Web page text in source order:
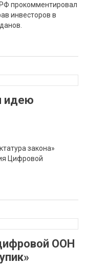
прокомментировал
инвесторов в
идею
закона»
Цифровой
ООН